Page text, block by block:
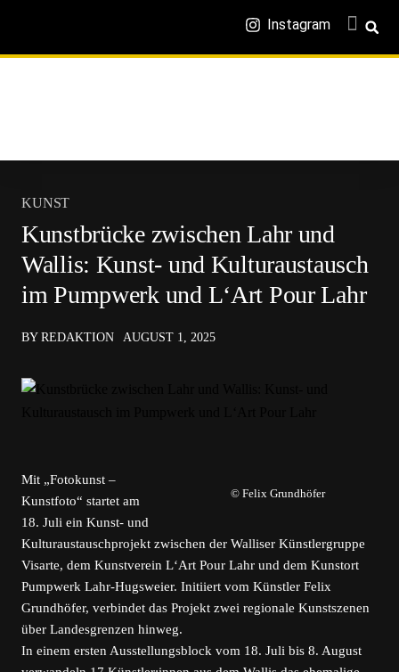
Instagram
KUNST
Kunstbrücke zwischen Lahr und
Wallis: Kunst- und Kulturaustausch
im Pumpwerk und L‘Art Pour Lahr
BY REDAKTION AUGUST 1, 2025
© Felix Grundhöfer
Mit „Fotokunst –
Kunstfoto“ startet am
18. Juli ein Kunst- und
Kulturaustauschprojekt zwischen der Walliser Künstlergruppe
Visarte, dem Kunstverein L‘Art Pour Lahr und dem Kunstort
Pumpwerk Lahr-Hugsweier. Initiiert vom Künstler Felix
Grundhöfer, verbindet das Projekt zwei regionale Kunstszenen
über Landesgrenzen hinweg.
In einem ersten Ausstellungsblock vom 18. Juli bis 8. August